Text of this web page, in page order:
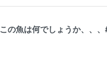
この魚は何でしょうか、、